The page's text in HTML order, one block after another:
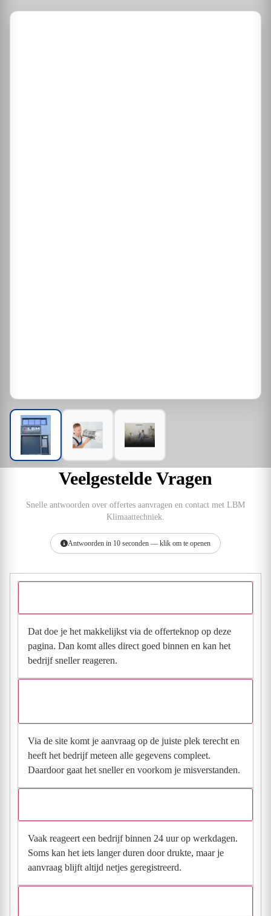
Veelgestelde Vragen
Snelle antwoorden over offertes aanvragen en contact met LBM
Klimaattechniek.
Antwoorden in 10 seconden — klik om te openen
Dat doe je het makkelijkst via de offerteknop op deze
pagina. Dan komt alles direct goed binnen en kan het
bedrijf sneller reageren.
Via de site komt je aanvraag op de juiste plek terecht en
heeft het bedrijf meteen alle gegevens compleet.
Daardoor gaat het sneller en voorkom je misverstanden.
Vaak reageert een bedrijf binnen 24 uur op werkdagen.
Soms kan het iets langer duren door drukte, maar je
aanvraag blijft altijd netjes geregistreerd.